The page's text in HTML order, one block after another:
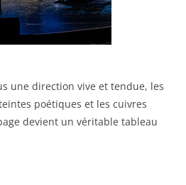
une direction vive et tendue, les
poétiques et les cuivres
devient un véritable tableau